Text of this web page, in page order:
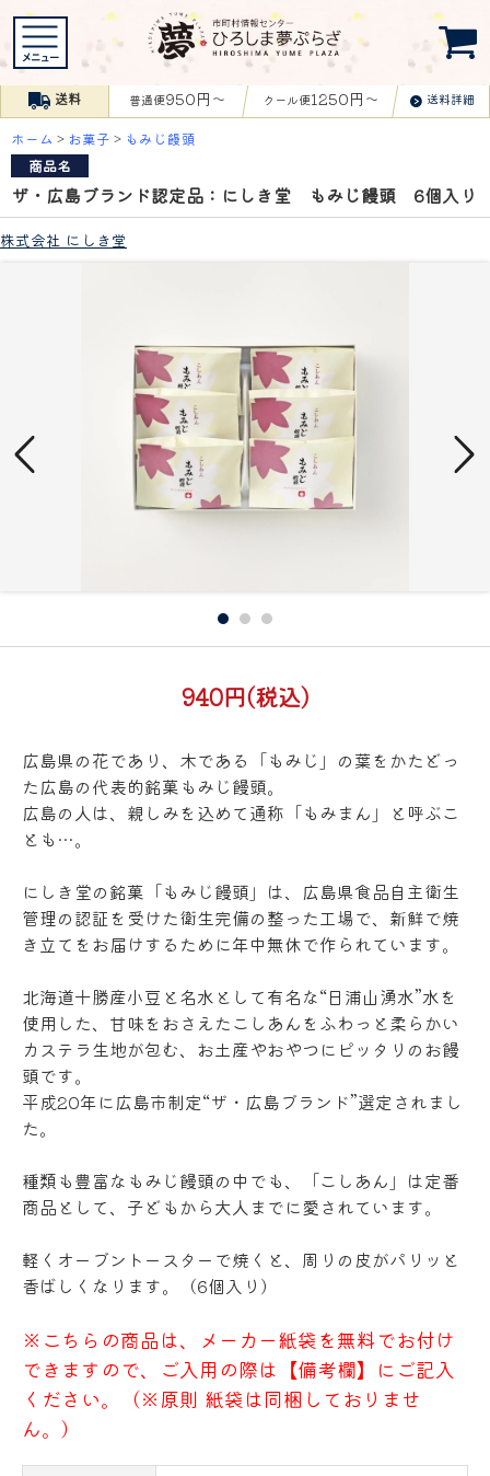
送料 普通便950円〜 クール便1250円〜 送料詳細
ホーム > お菓子 > もみじ饅頭
商品名
ザ・広島ブランド認定品：にしき堂 もみじ饅頭 6個入り
株式会社 にしき堂
940円(税込)
広島県の花であり、木である「もみじ」の葉をかたどっ
た広島の代表的銘菓もみじ饅頭。
広島の人は、親しみを込めて通称「もみまん」と呼ぶこ
とも…。
にしき堂の銘菓「もみじ饅頭」は、広島県食品自主衛生
管理の認証を受けた衛生完備の整った工場で、新鮮で焼
き立てをお届けするために年中無休で作られています。
北海道十勝産小豆と名水として有名な“日浦山湧水”水を
使用した、甘味をおさえたこしあんをふわっと柔らかい
カステラ生地が包む、お土産やおやつにピッタリのお饅
頭です。
平成20年に広島市制定“ザ・広島ブランド”選定されまし
た。
種類も豊富なもみじ饅頭の中でも、「こしあん」は定番
商品として、子どもから大人までに愛されています。
軽くオーブントースターで焼くと、周りの皮がパリッと
香ばしくなります。（6個入り）
※こちらの商品は、メーカー紙袋を無料でお付け
できますので、ご入用の際は【備考欄】にご記入
ください。（※原則 紙袋は同梱しておりませ
ん。）